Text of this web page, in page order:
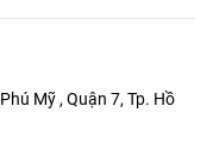
Mỹ , Quận 7, Tp. Hồ